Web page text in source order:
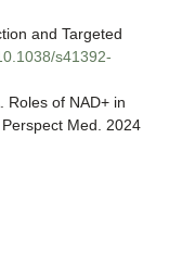
and Targeted
s41392-
Roles of NAD+ in
Med. 2024